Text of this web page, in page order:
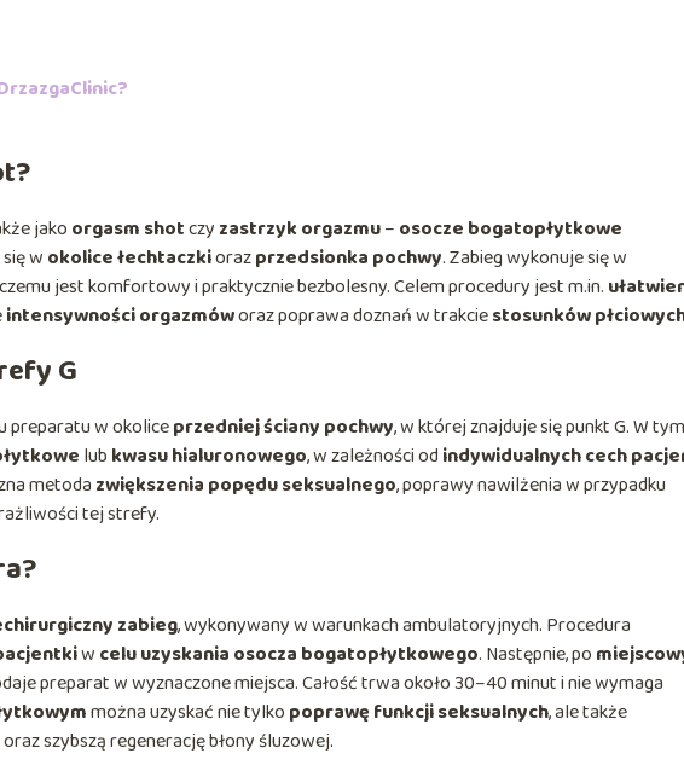
jako orgasm shotczy zastrzyk orgazmu– osocze bogatopłytkowe
w okolice łechtaczkiorazprzedsionka pochwy. Zabieg wykonuje się w
jest komfortowy i praktycznie bezbolesny. Celem procedury jest m.in.
intensywności orgazmóworaz poprawa doznań w trakciestosunków
G
preparatu w okoliceprzedniej ściany pochwy, w której znajduje się punkt G. W
lub kwasu hialuronowego, w zależności od indywidualnych cech
metoda zwiększenia popędu seksualnego, poprawy nawilżenia w przypadku
tej strefy.
zabieg, wykonywany w warunkach ambulatoryjnych. Procedura
w celu uzyskania osocza bogatopłytkowego. Następnie, po
preparat w wyznaczone miejsca. Całość trwa około 30–40 minut i nie wymaga
można uzyskać nie tylko poprawę funkcji seksualnych, ale także
oraz szybszą regenerację błony śluzowej.